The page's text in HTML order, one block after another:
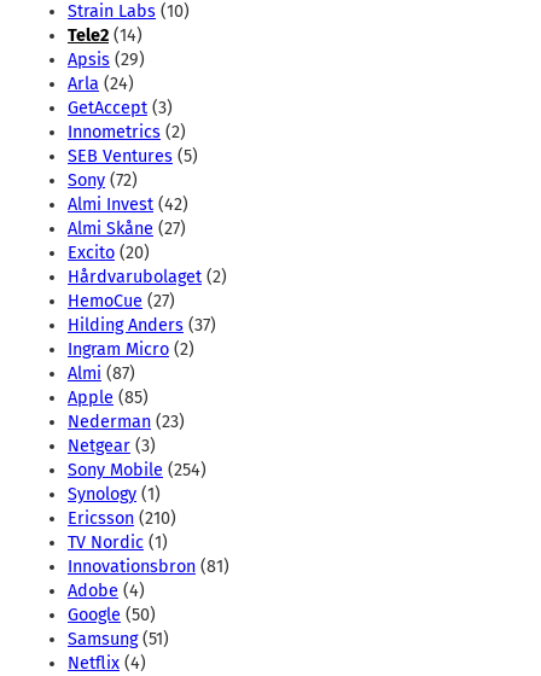
Strain Labs (10)
Tele2 (14)
Apsis (29)
Arla (24)
GetAccept (3)
Innometrics (2)
SEB Ventures (5)
Sony (72)
Almi Invest (42)
Almi Skåne (27)
Excito (20)
Hårdvarubolaget (2)
HemoCue (27)
Hilding Anders (37)
Ingram Micro (2)
Almi (87)
Apple (85)
Nederman (23)
Netgear (3)
Sony Mobile (254)
Synology (1)
Ericsson (210)
TV Nordic (1)
Innovationsbron (81)
Adobe (4)
Google (50)
Samsung(51)
Netflix (4)